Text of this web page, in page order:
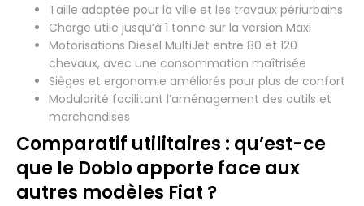
Taille adaptée pour la ville et les travaux périurbains
Charge utile jusqu’à 1 tonne sur la version Maxi
Motorisations Diesel MultiJet entre 80 et 120
chevaux, avec une consommation maîtrisée
Sièges et ergonomie améliorés pour plus de confort
Modularité facilitant l’aménagement des outils et
marchandises
Comparatif utilitaires : qu’est-ce
que le Doblo apporte face aux
autres modèles Fiat ?